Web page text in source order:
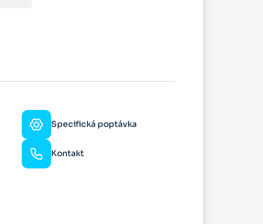
Specifická poptávka
Kontakt